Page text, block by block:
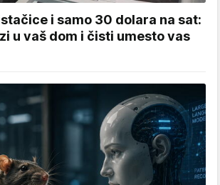
i samo 30 dolara na sat:
u vaš dom i čisti umesto vas